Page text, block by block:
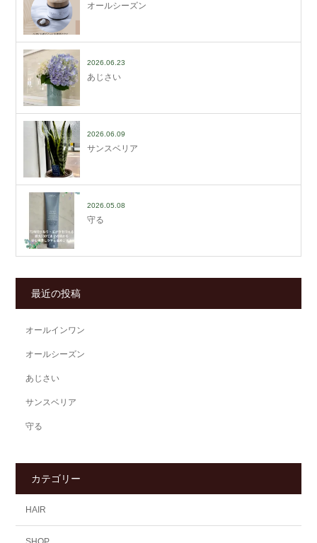
オールシーズン
2026.06.23
あじさい
2026.06.09
サンスベリア
2026.05.08
守る
最近の投稿
オールインワン
オールシーズン
あじさい
サンスベリア
守る
カテゴリー
HAIR